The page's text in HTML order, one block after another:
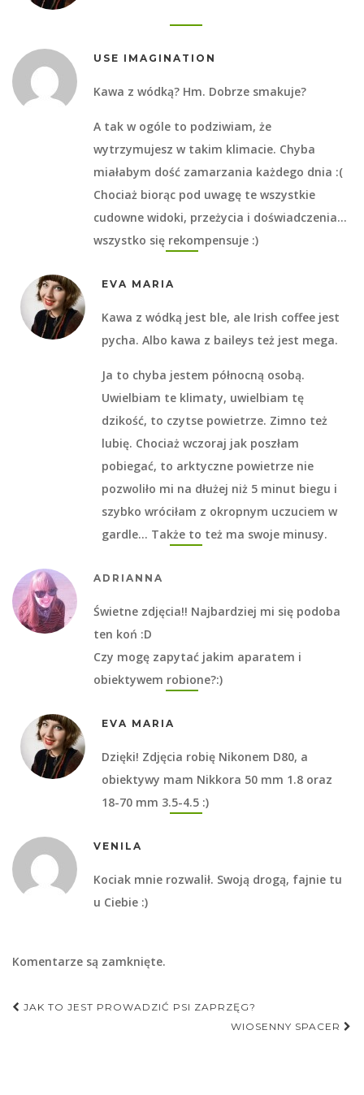
USE IMAGINATION
Kawa z wódką? Hm. Dobrze smakuje?
A tak w ogóle to podziwiam, że
wytrzymujesz w takim klimacie. Chyba
miałabym dość zamarzania każdego dnia :(
Chociaż biorąc pod uwagę te wszystkie
cudowne widoki, przeżycia i doświadczenia…
wszystko się rekompensuje :)
EVA MARIA
Kawa z wódką jest ble, ale Irish coffee jest
pycha. Albo kawa z baileys też jest mega.
Ja to chyba jestem północną osobą.
Uwielbiam te klimaty, uwielbiam tę
dzikość, to czytse powietrze. Zimno też
lubię. Chociaż wczoraj jak poszłam
pobiegać, to arktyczne powietrze nie
pozwoliło mi na dłużej niż 5 minut biegu i
szybko wróciłam z okropnym uczuciem w
gardle… Także to też ma swoje minusy.
ADRIANNA
Świetne zdjęcia!! Najbardziej mi się podoba
ten koń :D
Czy mogę zapytać jakim aparatem i
obiektywem robione?:)
EVA MARIA
Dzięki! Zdjęcia robię Nikonem D80, a
obiektywy mam Nikkora 50 mm 1.8 oraz
18-70 mm 3.5-4.5 :)
VENILA
Kociak mnie rozwalił. Swoją drogą, fajnie tu
u Ciebie :)
Komentarze są zamknięte.
Nawigacja
JAK TO JEST PROWADZIĆ PSI ZAPRZĘG?
WIOSENNY SPACER